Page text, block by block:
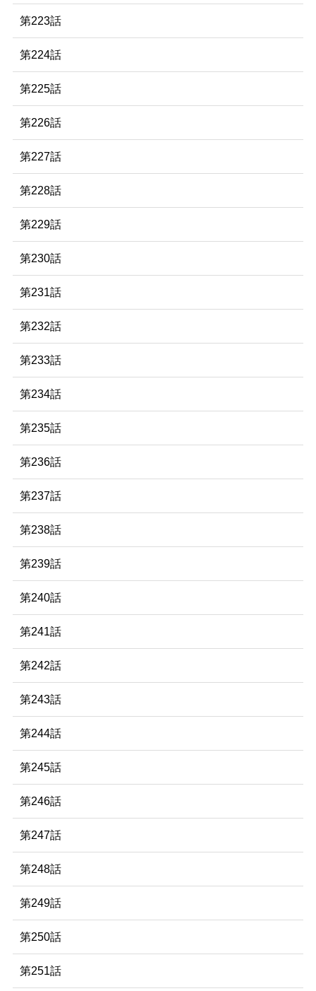
第223話
第224話
第225話
第226話
第227話
第228話
第229話
第230話
第231話
第232話
第233話
第234話
第235話
第236話
第237話
第238話
第239話
第240話
第241話
第242話
第243話
第244話
第245話
第246話
第247話
第248話
第249話
第250話
第251話